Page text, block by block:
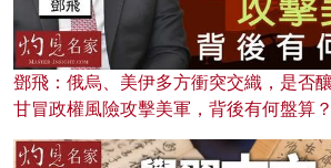
鄧飛：俄烏、美伊多方衝突交織，是否
甘冒政權風險攻擊美軍，背後有何盤算？